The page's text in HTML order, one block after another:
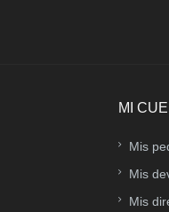
MI
Mis
Mis
Mis